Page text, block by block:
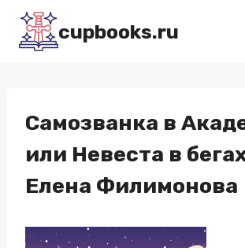
Перейти
содержимому
cupbooks.ru
Самозванка в
или Невеста в
Елена Филимонова